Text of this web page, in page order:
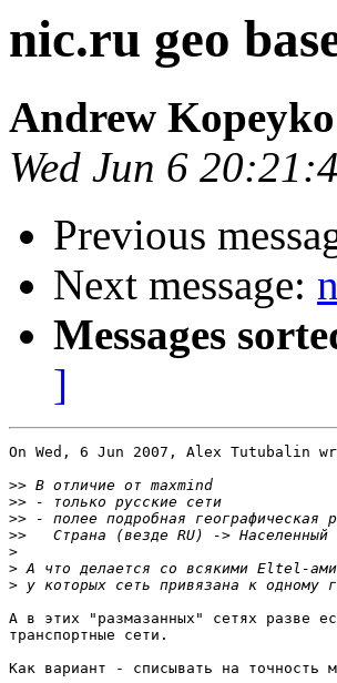
nic.ru geo
Andrew Kopeyko
Wed Jun 6
Previous
Next message:
Messages
]
On Wed, 6 Jun 2007, Alex Tutubalin
>>
>>
>>
>>
>
>
>
А в этих "размазанных" сетях разве
транспортные сети.
Как вариант - списывать на точность